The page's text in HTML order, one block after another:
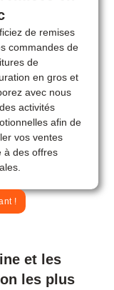
de remises
commandes de
de
en gros et
avec nous
activités
afin de
vos ventes
à des offres
!
et les
les plus